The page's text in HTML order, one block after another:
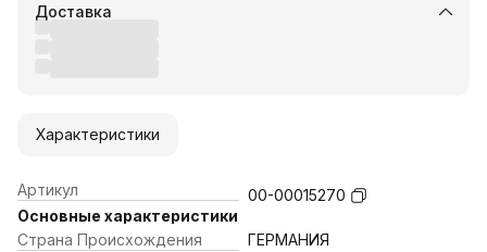
Доставка
Характеристики
Артикул
00-00015270
Основные характеристики
Страна Происхождения
ГЕРМАНИЯ